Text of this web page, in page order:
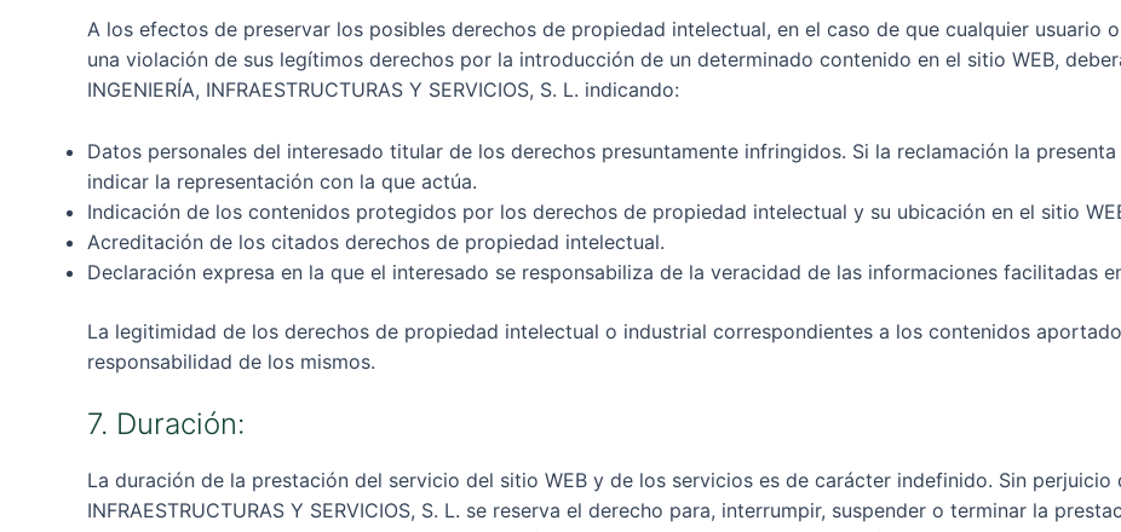
A los efectos de preservar los posibles derechos de propiedad intelectual, en el caso de que cualquier usuario
una violación de sus legítimos derechos por la introducción de un determinado contenido en el sitio WEB,
INGENIERÍA, INFRAESTRUCTURAS Y SERVICIOS, S. L. indicando:
Datos personales del interesado titular de los derechos presuntamente infringidos. Si la reclamación la
indicar la representación con la que actúa.
Indicación de los contenidos protegidos por los derechos de propiedad intelectual y su ubicación en el sitio
Acreditación de los citados derechos de propiedad intelectual.
Declaración expresa en la que el interesado se responsabiliza de la veracidad de las informaciones facilitadas
La legitimidad de los derechos de propiedad intelectual o industrial correspondientes a los contenidos
responsabilidad de los mismos.
7. Duración:
La duración de la prestación del servicio del sitio WEB y de los servicios es de carácter indefinido. Sin perjuicio
INFRAESTRUCTURAS Y SERVICIOS, S. L. se reserva el derecho para, interrumpir, suspender o terminar la